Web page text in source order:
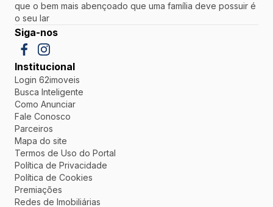
que o bem mais abençoado que uma família deve possuir é
o seu lar
Siga-nos
Institucional
Login 62imoveis
Busca Inteligente
Como Anunciar
Fale Conosco
Parceiros
Mapa do site
Termos de Uso do Portal
Política de Privacidade
Política de Cookies
Premiações
Redes de Imobiliárias